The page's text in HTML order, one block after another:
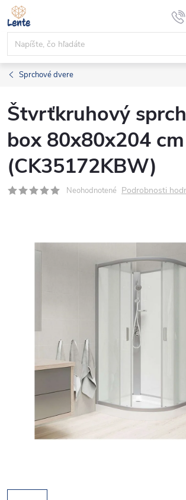
Prejsť
na
obsah
Sprchové dvere
Štvrťkruhový
box 80x80x204 cm
(CK35172KBW)
Neohodnotené Podrobnosti